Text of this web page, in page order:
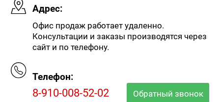
Адрес:
Офис продаж работает удаленно.
Консультации и заказы производятся через
сайт и по телефону.
Телефон:
8-910-008-52-02 Обратный звонок